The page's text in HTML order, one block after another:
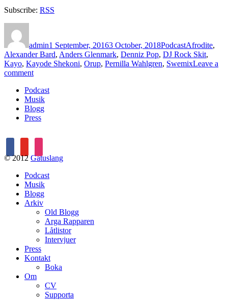
Subscribe: RSS
admin1 September, 20163 October, 2018PodcastAfrodite,
Alexander Bard, Anders Glenmark, Denniz Pop, DJ Rock Skit,
Kayo, Kayode Shekoni, Orup, Pernilla Wahlgren, SwemixLeave a
commenton
108
–
Kayo/Kayode
Shekoni
Podcast
Musik
Blogg
Press
© 2012 Gatuslang
Podcast
Musik
Blogg
Arkiv
Old Blogg
Arga Rapparen
Låtlistor
Intervjuer
Press
Kontakt
Boka
Om
CV
Supporta